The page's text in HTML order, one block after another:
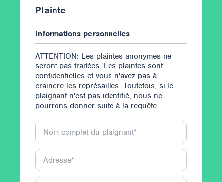
Plainte
Informations personnelles
ATTENTION: Les plaintes anonymes ne
seront pas traitées. Les plaintes sont
confidentielles et vous n'avez pas à
craindre les représailles. Toutefois, si le
plaignant n'est pas identifié, nous ne
pourrons donner suite à la requête.
Nom complet du plaignant*
Adresse*